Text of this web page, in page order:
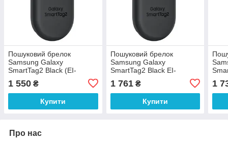
Пошуковий брелок
Samsung Galaxy
SmartTag2 Black (EI-
T5600BBEGEU
1 550 ₴
Купити
Пошуковий брелок
Samsung Galaxy
SmartTag2 Black EI-
T5600BBEG)
1 761₴
Купити
1
Про нас